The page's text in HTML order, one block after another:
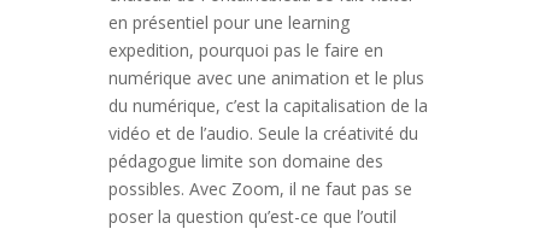
en présentiel pour une learning
expedition, pourquoi pas le faire en
numérique avec une animation et le plus
du numérique, c’est la capitalisation de la
vidéo et de l’audio. Seule la créativité du
pédagogue limite son domaine des
possibles. Avec Zoom, il ne faut pas se
poser la question qu’est-ce que l’outil